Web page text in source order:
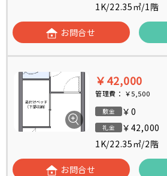
1K/22.35㎡/1階
お問合せ
￥42,000
管理費： ￥5,500
敷金 ￥0
礼金
￥42,000
1K/22.35㎡/2階
お問合せ